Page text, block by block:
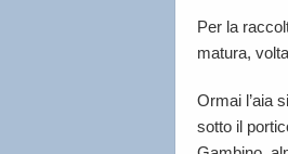
Per la
matura,
Ormai l’aia
sotto il